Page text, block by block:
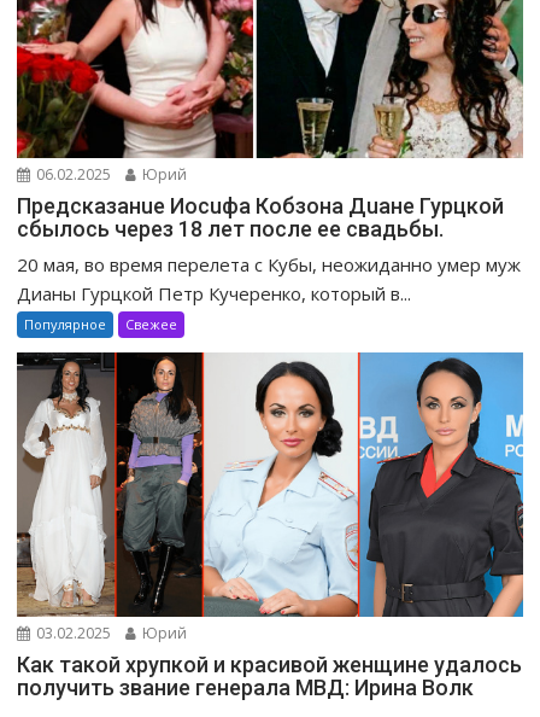
06.02.2025 Юрий
Предсказанuе Иосuфа Кобзона Дuане Гурцкой
сбылось через 18 лет после ее свадьбы.
20 мая, во время перелета с Кубы, неожиданно умер муж
Дианы Гурцкой Петр Кучеренко, который в...
Популярное Свежее
03.02.2025 Юрий
Как такой хрупкой и красивой женщине удалось
получить звание генерала МВД: Ирина Волк